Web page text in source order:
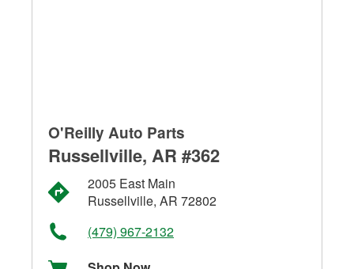
O'Reilly Auto Parts
Russellville, AR #362
2005 East Main
Russellville, AR 72802
(479) 967-2132